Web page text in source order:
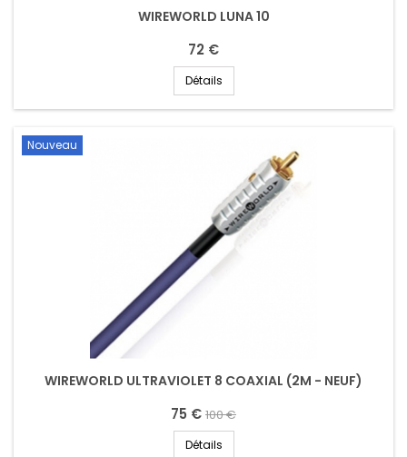
WIREWORLD LUNA 10
72 €
Détails
Nouveau
WIREWORLD ULTRAVIOLET 8 COAXIAL (2M - NEUF)
75 € 100 €
Détails